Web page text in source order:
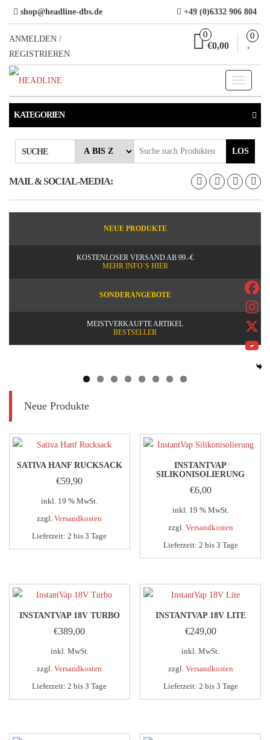
Direkt
zum
Inhalt
shop@headline-dbs.de +49 (0)6332 906 804
ANMELDEN /
REGISTRIEREN
0
€0,00
0
Toggle
KATEGORIEN
SUCHE LOS
MAIL & SOCIAL-MEDIA:
NEUE PRODUKTE
KOSTENLOSER VERSAND AB 99.-€
MEHR INFO`S HIER
SONDERANGEBOTE
MEISTVERKAUFTE ARTIKEL
BESTSELLER
Neue Produkte
SATIVA HANF RUCKSACK
€59,90
inkl. 19 % MwSt.
zzgl.Versandkosten
Lieferzeit:2 bis 3 Tage
INSTANTVAP
SILIKONISOLIERUNG
€6,00
inkl. 19 % MwSt.
zzgl. Versandkosten
Lieferzeit: 2 bis 3 Tage
INSTANTVAP 18V TURBO
€389,00
inkl. MwSt.
zzgl.Versandkosten
Lieferzeit:2 bis 3 Tage
Dieses
weist
INSTANTVAP 18V LITE
€249,00
inkl. MwSt.
zzgl. Versandkosten
Lieferzeit: 2 bis 3 Tage
Dieses
weist